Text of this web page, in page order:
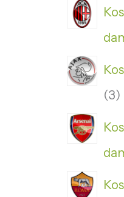
3